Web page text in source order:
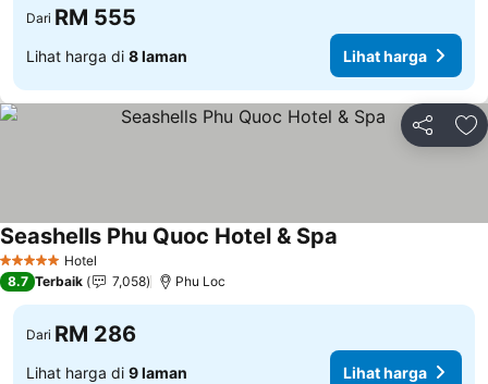
Dari RM 555
Lihat harga di 8 laman Lihat harga
Kongsi
5 Bintang Hotel
Seashells Phu Quoc Hotel & Spa
8.7 Terbaik 7,058 Phu Loc
Dari RM 286
Lihat harga di 9 laman Lihat harga